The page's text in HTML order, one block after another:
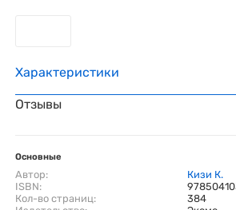
Характеристики
Отзывы
Основные
Автор:
Кизи К.
ISBN:
Кол-во страниц:
384